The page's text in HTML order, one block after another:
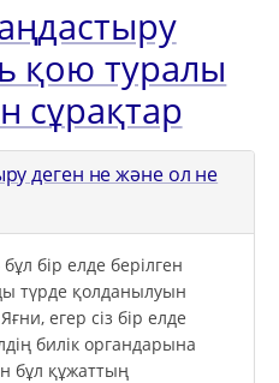
қою туралы
сұрақтар
деген не және ол не
бір елде берілген
түрде қолданылуын
егер сіз бір елде
билік органдарына
бұл құжаттың